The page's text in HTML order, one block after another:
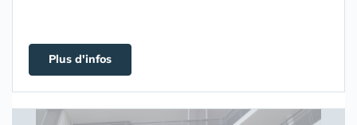
Plus d'infos